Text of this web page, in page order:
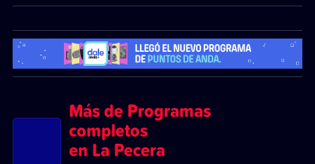
Más de Programas
completos
en La Pecera